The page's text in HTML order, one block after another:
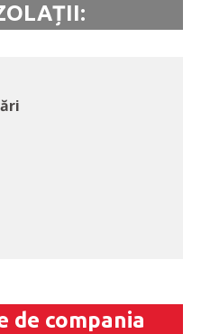
de compania